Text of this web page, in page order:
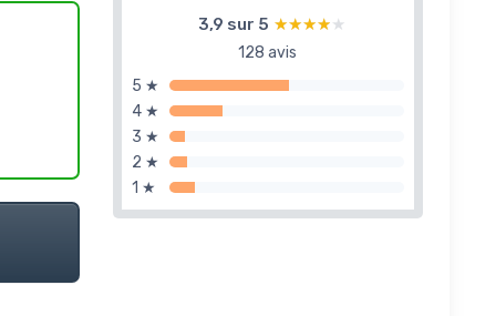
3,9 sur 5 ★★★★★
★★★★★
128 avis
5 ★
4 ★
3 ★
2 ★
1 ★